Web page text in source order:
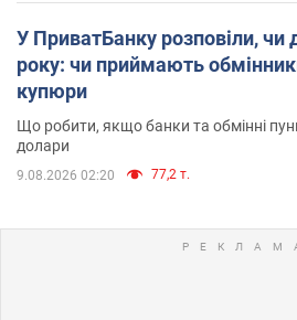
У ПриватБанку розповіли, чи
року: чи приймають
купюри
Що робити, якщо банки та обмінні
долари
9.08.2026 02:20 77,2 т.